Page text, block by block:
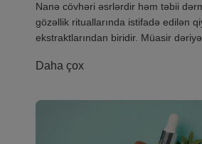
Nanə cövhəri əsrlərdir həm təbii
gözəllik rituallarında istifadə edilən
ekstraktlarından biridir. Müasir
Daha çox